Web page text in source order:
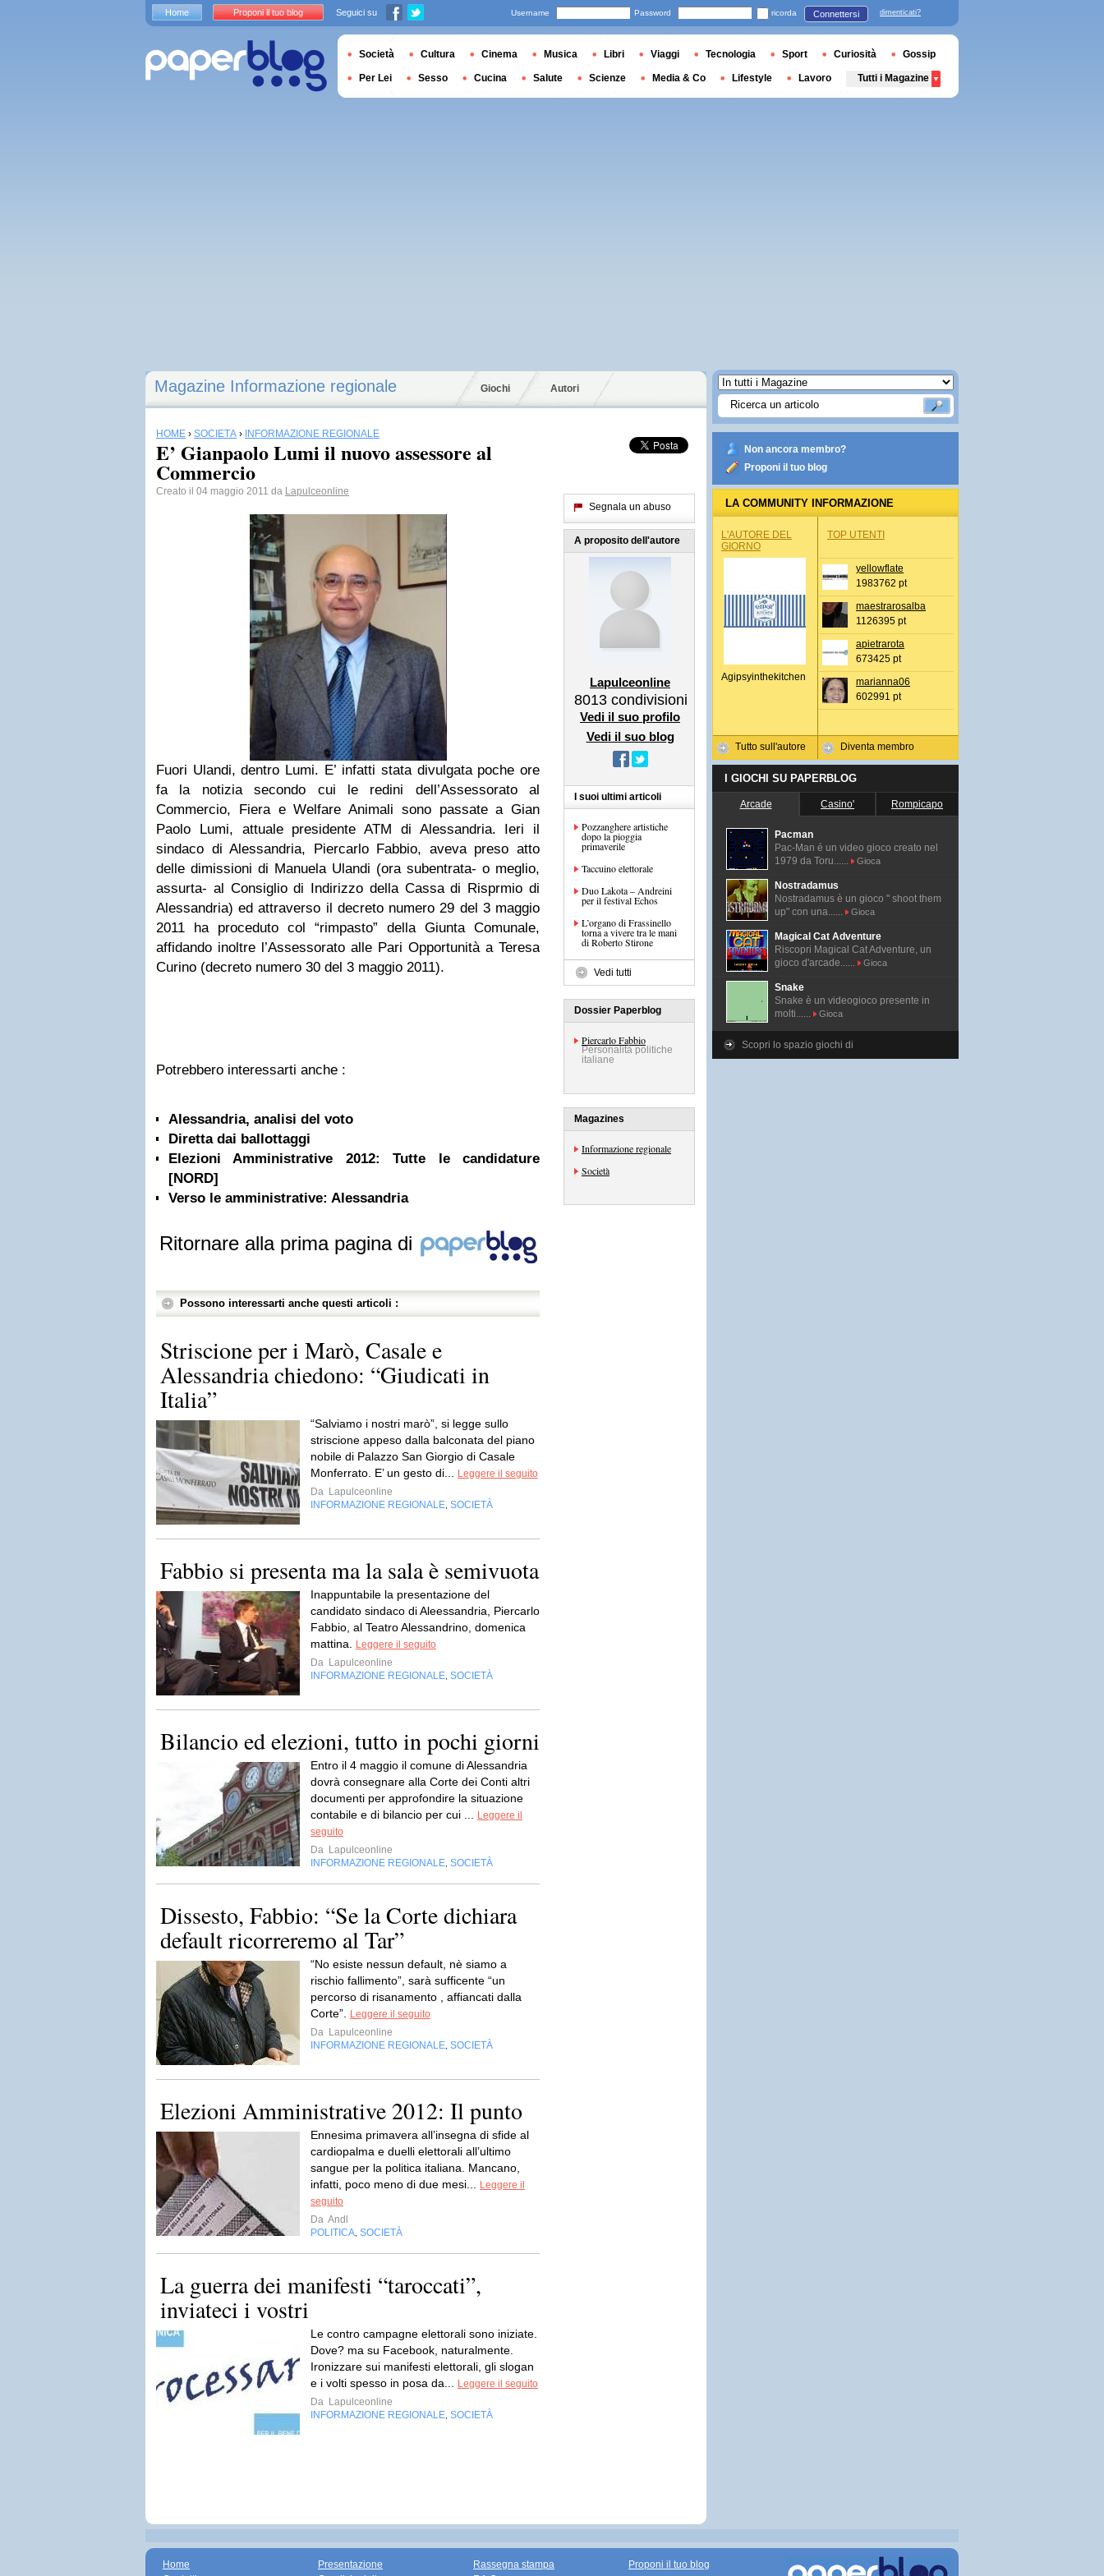
Magazine Informazione regionale Giochi Autori
HOME › SOCIETÀ › INFORMAZIONE REGIONALE
E’ Gianpaolo Lumi il nuovo assessore al
Commercio
Creato il 04 maggio 2011 da Lapulceonline
Fuori Ulandi, dentro Lumi. E’ infatti stata divulgata poche ore
fa la notizia secondo cui le redini dell’Assessorato al
Commercio, Fiera e Welfare Animali sono passate a Gian
Paolo Lumi, attuale presidente ATM di Alessandria. Ieri il
sindaco di Alessandria, Piercarlo Fabbio, aveva preso atto
delle dimissioni di Manuela Ulandi (ora subentrata- o meglio,
assurta- al Consiglio di Indirizzo della Cassa di Risprmio di
Alessandria) ed attraverso il decreto numero 29 del 3 maggio
2011 ha proceduto col “rimpasto” della Giunta Comunale,
affidando inoltre l’Assessorato alle Pari Opportunità a Teresa
Curino (decreto numero 30 del 3 maggio 2011).
Potrebbero interessarti anche :
Alessandria, analisi del voto
Diretta dai ballottaggi
Elezioni Amministrative 2012: Tutte le candidature
[NORD]
Verso le amministrative: Alessandria
Ritornare alla prima pagina di
Possono interessarti anche questi articoli :
Striscione per i Marò, Casale e
Alessandria chiedono: “Giudicati in
Italia”
“Salviamo i nostri marò”, si legge sullo
striscione appeso dalla balconata del piano
nobile di Palazzo San Giorgio di Casale
Monferrato. E’ un gesto di...
Leggere il seguito
Da Lapulceonline
INFORMAZIONE REGIONALE SOCIETÀ
Fabbio si presenta ma la sala è semivuota
Inappuntabile la presentazione del
candidato sindaco di Aleessandria, Piercarlo
Fabbio, al Teatro Alessandrino, domenica
mattina.
Leggere il seguito
Da Lapulceonline
INFORMAZIONE REGIONALE SOCIETÀ
Bilancio ed elezioni, tutto in pochi giorni
Entro il 4 maggio il comune di Alessandria
dovrà consegnare alla Corte dei Conti altri
documenti per approfondire la situazione
contabile e di bilancio per cui ...
Leggere il
seguito
Da Lapulceonline
INFORMAZIONE REGIONALE SOCIETÀ
Dissesto, Fabbio: “Se la Corte dichiara
default ricorreremo al Tar”
“No esiste nessun default, nè siamo a
rischio fallimento”, sarà sufficente “un
percorso di risanamento , affiancati dalla
Corte”.
Leggere il seguito
Da Lapulceonline
INFORMAZIONE REGIONALE SOCIETÀ
Elezioni Amministrative 2012: Il punto
Ennesima primavera all’insegna di sfide al
cardiopalma e duelli elettorali all’ultimo
sangue per la politica italiana. Mancano,
infatti, poco meno di due mesi...
Leggere il
seguito
Da Andl
POLITICA SOCIETÀ
La guerra dei manifesti “taroccati”,
inviateci i vostri
Le contro campagne elettorali sono iniziate.
Dove? ma su Facebook, naturalmente.
Ironizzare sui manifesti elettorali, gli slogan
e i volti spesso in posa da...
Leggere il seguito
Da Lapulceonline
INFORMAZIONE REGIONALE SOCIETÀ
Segnala un abuso
A proposito dell'autore
Lapulceonline
8013 condivisioni
Vedi il suo profilo
Vedi il suo blog
I suoi ultimi articoli
Pozzanghere artistiche
dopo la pioggia
primaverile
Taccuino elettorale
Duo Lakota – Andreini
per il festival Echos
L’organo di Frassinello
torna a vivere tra le mani
di Roberto Stirone
Vedi tutti
Dossier Paperblog
Piercarlo Fabbio
Personalità politiche
italiane
Magazines
Informazione regionale
Società
Non ancora membro?
Proponi il tuo blog
LA COMMUNITY INFORMAZIONE
REGIONALE
L'AUTORE DEL
GIORNO
Agipsyinthekitchen
Tutto sull'autore
TOP UTENTI
yellowflate
1983762 pt
maestrarosalba
1126395 pt
apietrarota
673425 pt
marianna06
602991 pt
Diventa membro
I GIOCHI SU PAPERBLOG
Arcade Casino' Rompicapo
Pacman
Pac-Man é un video gioco creato nel
1979 da Toru......
Gioca
Nostradamus
Nostradamus è un gioco " shoot them
up" con una......
Gioca
Magical Cat Adventure
Riscopri Magical Cat Adventure, un
gioco d'arcade......
Gioca
Snake
Snake è un videogioco presente in
molti......
Gioca
Scopri lo spazio giochi di
Home Proponi il tuo blog Seguici su Username Password ricorda Connettersi dimenticati?
Società Cultura Cinema Musica Libri Viaggi Tecnologia Sport Curiosità Gossip
Per Lei Sesso Cucina Salute Scienze Media & Co Lifestyle Lavoro Tutti i Magazine
Home
Presentazione
Rassegna stampa
Proponi il tuo blog